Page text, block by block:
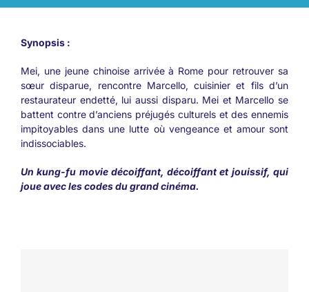
Synopsis :
Mei, une jeune chinoise arrivée à Rome pour retrouver sa
sœur disparue, rencontre Marcello, cuisinier et fils d’un
restaurateur endetté, lui aussi disparu. Mei et Marcello se
battent contre d’anciens préjugés culturels et des ennemis
impitoyables dans une lutte où vengeance et amour sont
indissociables.
Un kung-fu movie décoiffant, décoiffant et jouissif, qui
joue avec les codes du grand cinéma.